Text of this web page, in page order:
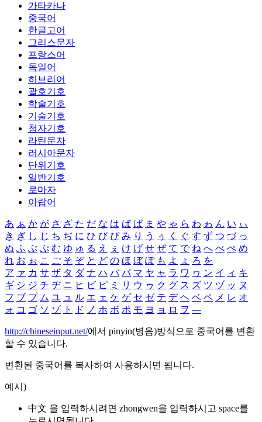
가타카나
중국어
한글고어
그리스문자
프랑스어
독일어
히브리어
괄호기호
학술기호
기술기호
첨자기호
라틴문자
러시아문자
단위기호
일반기호
로마자
아랍어
あ ぁ か が さ ざ た だ な は ば ぱ ま や ゃ ら わ ゎ ん い ぃ
き ぎ し じ ち ぢ に ひ び ぴ み り う ぅ く ぐ す ず つ づ っ
ぬ ふ ぶ ぷ む ゆ ゅ る え ぇ け げ せ ぜ て で ね へ べ ぺ め
れ お ぉ こ ご そ ぞ と ど の ほ ぼ ぽ も よ ょ ろ を
ア ァ カ サ ザ タ ダ ナ ハ バ パ マ ヤ ャ ラ ワ ヮ ン イ ィ キ
ギ シ ジ チ ヂ ニ ヒ ビ ピ ミ リ ウ ゥ ク グ ス ズ ツ ヅ ッ ヌ
フ ブ プ ム ユ ュ ル エ ェ ケ ゲ セ ゼ テ デ ヘ ベ ペ メ レ オ
ォ コ ゴ ソ ゾ ト ド ノ ホ ボ ポ モ ヨ ョ ロ ヲ ―
http://chineseinput.net/에서 pinyin(병음)방식으로 중국어를 변환
할 수 있습니다.
변환된 중국어를 복사하여 사용하시면 됩니다.
예시)
中文 을 입력하시려면 zhongwen을 입력하시고 space를